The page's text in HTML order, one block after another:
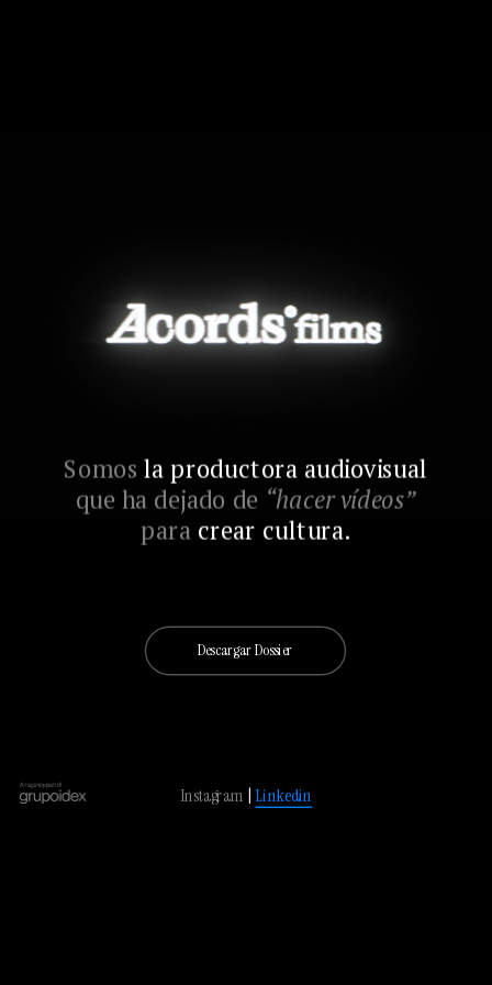
Descargar Dossier
Instagram | Linkedin
Somos la productora audiovisual
que ha dejado de “hacer vídeos”
para crear cultura.